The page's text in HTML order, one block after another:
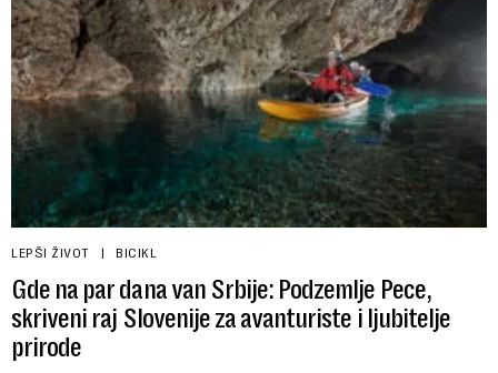
LEPŠI ŽIVOT BICIKL
Gde na par dana van Srbije: Podzemlje Pece,
skriveni raj Slovenije za avanturiste i ljubitelje
prirode